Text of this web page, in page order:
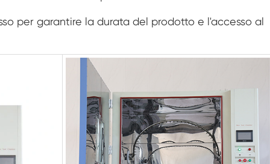
Unità per il controllo ambientale di
bassa pressione dell'aria
Camera di simulazione ambientale della
Garza a bulbo umido per camere di umidità
della temperatura
Camera di prova ambientale Versatile
per garantire la durata del prodotto e l'accesso al